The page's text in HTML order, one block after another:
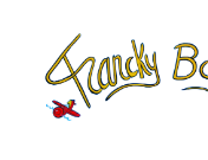
contenu